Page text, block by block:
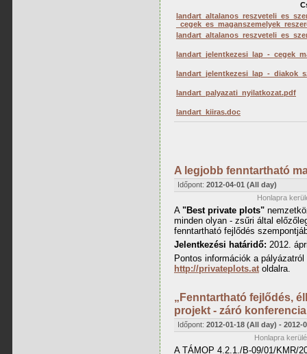
landart_jelentkezesi_lap_-
landart_jelentkezesi_lap_-
landart_palyazati_nyilatkozat.pdf
landart_kiiras.doc
A legjobb fenntartható
Időpont: 2012-04-01 (All day)
Honlapra
A "Best private plots"
minden olyan - zsűri által
fenntartható fejlődés
Jelentkezési határidő: 2012.
Pontos információk a
http://privateplots.at oldalra.
„Fenntartható fejlődés,
projekt - záró konferencia
Időpont: 2012-01-18 (All day) - 2012-
Honlapra
A TÁMOP 4.2.1./B-09/01/KMR/